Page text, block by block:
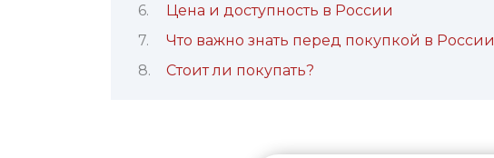
Цена и доступность в России
Что важно знать перед покупкой в России
Стоит ли покупать?